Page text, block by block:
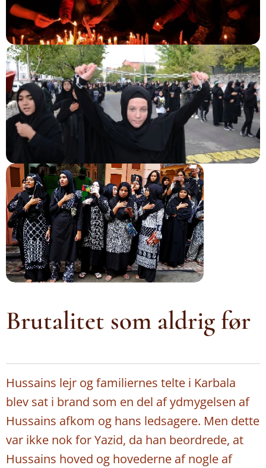
Brutalitet som aldrig før
Hussains lejr og familiernes telte i Karbala
blev sat i brand som en del af ydmygelsen af
Hussains afkom og hans ledsagere. Men dette
var ikke nok for Yazid, da han beordrede, at
Hussains hoved og hovederne af nogle af